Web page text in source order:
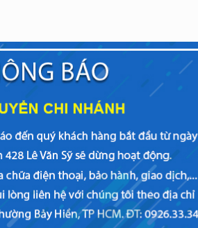
VIÊN MÔ TẢ CÔNG VIỆC: Giao
hàng tại quầy.